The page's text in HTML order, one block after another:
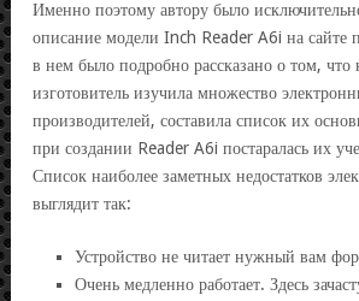
Именно поэтому автору было
описание модели Inch Reader A6i на сайте
в нем было подробно рассказано о том, что
изготовитель изучила множество
производителей, составила список их
при создании Reader A6i постаралась их
Список наиболее заметных недостатков
выглядит так:
Устройство не читает нужный вам
Очень медленно работает. Здесь